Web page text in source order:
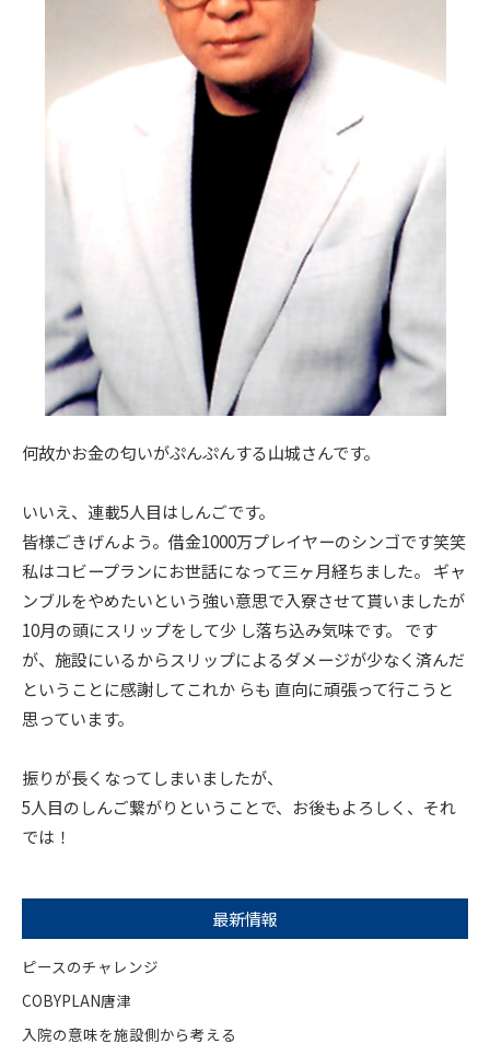
何故かお金の匂いがぷんぷんする山城さんです。
いいえ、連載5人目はしんごです。
皆様ごきげんよう。借金1000万プレイヤーのシンゴです笑笑
私はコビープランにお世話になって三ヶ月経ちました。 ギャ
ンブルをやめたいという強い意思で入寮させて貰いましたが
10月の頭にスリップをして少 し落ち込み気味です。 です
が、施設にいるからスリップによるダメージが少なく済んだ
ということに感謝してこれか らも 直向に頑張って行こうと
思っています。
振りが長くなってしまいましたが、
5人目のしんご繋がりということで、お後もよろしく、それ
では！
最新情報
ピースのチャレンジ
COBYPLAN唐津
入院の意味を施設側から考える